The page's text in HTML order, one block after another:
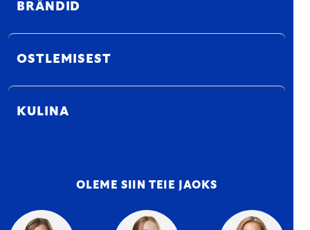
BRÄNDID
OSTLEMISEST
KULINA
OLEME SIIN TEIE JAOKS